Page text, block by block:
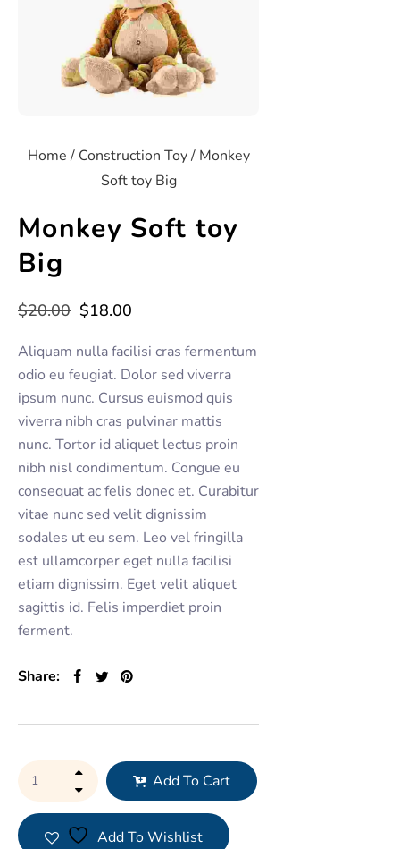
Home / Construction Toy/ Monkey
Soft toy Big
Monkey Soft toy
Big
$20.00 $18.00
Aliquam nulla facilisi cras fermentum
odio eu feugiat. Dolor sed viverra
ipsum nunc. Cursus euismod quis
viverra nibh cras pulvinar mattis
nunc. Tortor id aliquet lectus proin
nibh nisl condimentum. Congue eu
consequat ac felis donec et. Curabitur
vitae nunc sed velit dignissim
sodales ut eu sem. Leo vel fringilla
est ullamcorper eget nulla facilisi
etiam dignissim. Eget velit aliquet
sagittis id. Felis imperdiet proin
ferment.
Share:
Add To Cart
Add To Wishlist